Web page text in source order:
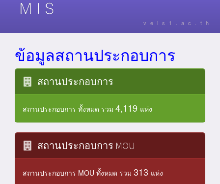
veis1.ac.th
ข้อมูลสถานประกอบการ
สถานประกอบการ
สถานประกอบการ ทั้งหมด รวม 4,119 แห่ง
สถานประกอบการ MOU
สถานประกอบการ MOU ทั้งหมด รวม 313 แห่ง